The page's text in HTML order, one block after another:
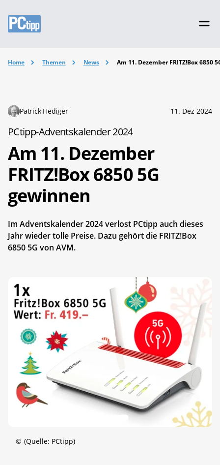
Home Themen News Am 11. Dezember FRITZ!Box 6850
Patrick Hediger 11. Dez 2024
PCtipp-Adventskalender 2024
Am 11. Dezember
FRITZ!Box 6850 5G
gewinnen
Im Adventskalender 2024 verlost PCtipp auch dieses
Jahr wieder tolle Preise. Dazu gehört die FRITZ!Box
6850 5G von AVM.
© (Quelle: PCtipp)